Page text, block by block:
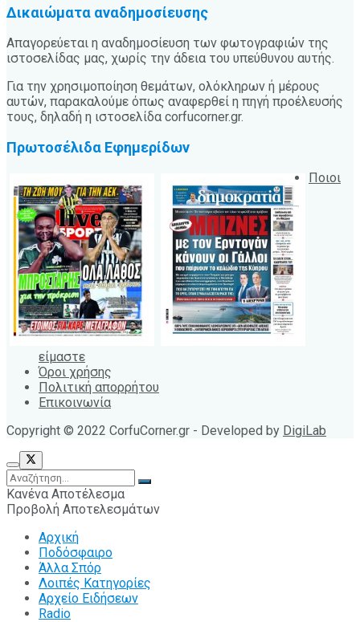
Δικαιώματα αναδημοσίευσης
Απαγορεύεται η αναδημοσίευση των φωτογραφιών της
ιστοσελίδας μας, χωρίς την άδεια του υπεύθυνου αυτής.
Για την χρησιμοποίηση θεμάτων, ολόκληρων ή μέρους
αυτών, παρακαλούμε όπως αναφερθεί η πηγή προέλευσής
τους, δηλαδή η ιστοσελίδα corfucorner.gr.
Πρωτοσέλιδα Εφημερίδων
Ποιοι
είμαστε
Όροι χρήσης
Πολιτική απορρήτου
Επικοινωνία
Copyright © 2022 CorfuCorner.gr - Developed by DigiLab
Κανένα Αποτέλεσμα
Προβολή Αποτελεσμάτων
Αρχική
Ποδόσφαιρο
Άλλα Σπόρ
Λοιπές Κατηγορίες
Αρχείο Ειδήσεων
Radio